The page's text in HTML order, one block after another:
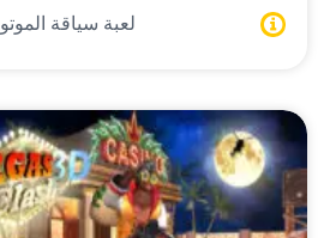
لعبة سياقة الموتو ٢٠٢٢